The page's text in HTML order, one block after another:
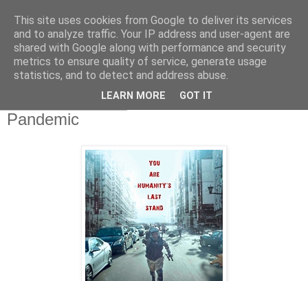
Pandemic
This site uses cookies from Google to deliver its services
and to analyze traffic. Your IP address and user-agent are
shared with Google along with performance and security
metrics to ensure quality of service, generate usage
statistics, and to detect and address abuse.
LEARN MORE GOT IT